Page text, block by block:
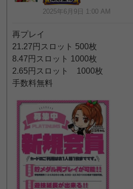
2025年6月9日 1:00 AM
再プレイ
21.27円スロット 500枚
8.47円スロット 1000枚
2.65円スロット 1000枚
手数料無料